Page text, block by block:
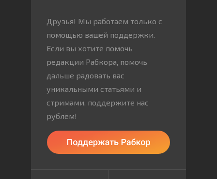
Друзья! Мы работаем только с
помощью вашей поддержки.
Если вы хотите помочь
редакции Рабкора, помочь
дальше радовать вас
уникальными статьями и
стримами, поддержите нас
рублём!